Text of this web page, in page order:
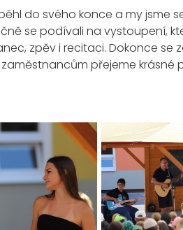
do svého konce a my jsme
se podívali na vystoupení,
zpěv i recitaci. Dokonce
přejeme krásné